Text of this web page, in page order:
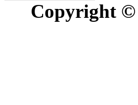
Copyright ©